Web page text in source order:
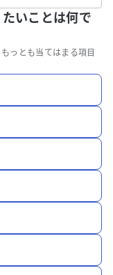
いことは何で
っとも当てはまる項目